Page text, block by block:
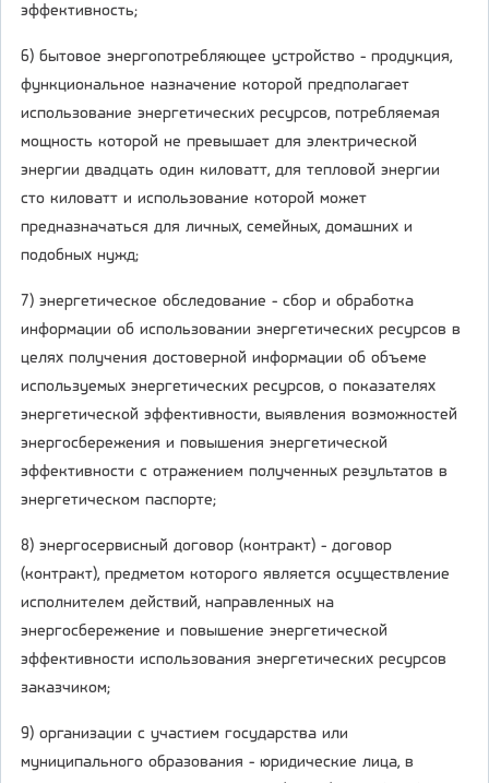
эффективность;
6) бытовое энергопотребляющее устройство - продукция,
функциональное назначение которой предполагает
использование энергетических ресурсов, потребляемая
мощность которой не превышает для электрической
энергии двадцать один киловатт, для тепловой энергии
сто киловатт и использование которой может
предназначаться для личных, семейных, домашних и
подобных нужд;
7) энергетическое обследование - сбор и обработка
информации об использовании энергетических ресурсов в
целях получения достоверной информации об объеме
используемых энергетических ресурсов, о показателях
энергетической эффективности, выявления возможностей
энергосбережения и повышения энергетической
эффективности с отражением полученных результатов в
энергетическом паспорте;
8) энергосервисный договор (контракт) - договор
(контракт), предметом которого является осуществление
исполнителем действий, направленных на
энергосбережение и повышение энергетической
эффективности использования энергетических ресурсов
заказчиком;
9) организации с участием государства или
муниципального образования - юридические лица, в